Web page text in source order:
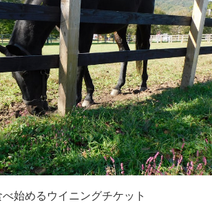
始めるウイニングチケット